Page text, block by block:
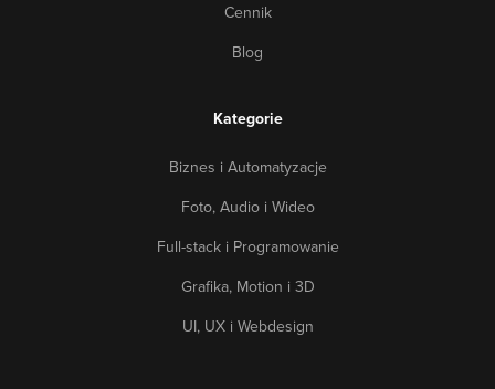
Cennik
Blog
Kategorie
Biznes i Automatyzacje
Foto, Audio i Wideo
Full-stack i Programowanie
Grafika, Motion i 3D
UI, UX i Webdesign